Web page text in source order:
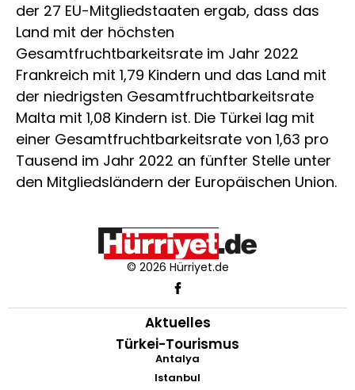
der 27 EU-Mitgliedstaaten ergab, dass das
Land mit der höchsten
Gesamtfruchtbarkeitsrate im Jahr 2022
Frankreich mit 1,79 Kindern und das Land mit
der niedrigsten Gesamtfruchtbarkeitsrate
Malta mit 1,08 Kindern ist. Die Türkei lag mit
einer Gesamtfruchtbarkeitsrate von 1,63 pro
Tausend im Jahr 2022 an fünfter Stelle unter
den Mitgliedsländern der Europäischen Union.
© 2026 Hürriyet.de
Aktuelles
Türkei-Tourismus
Antalya
Istanbul